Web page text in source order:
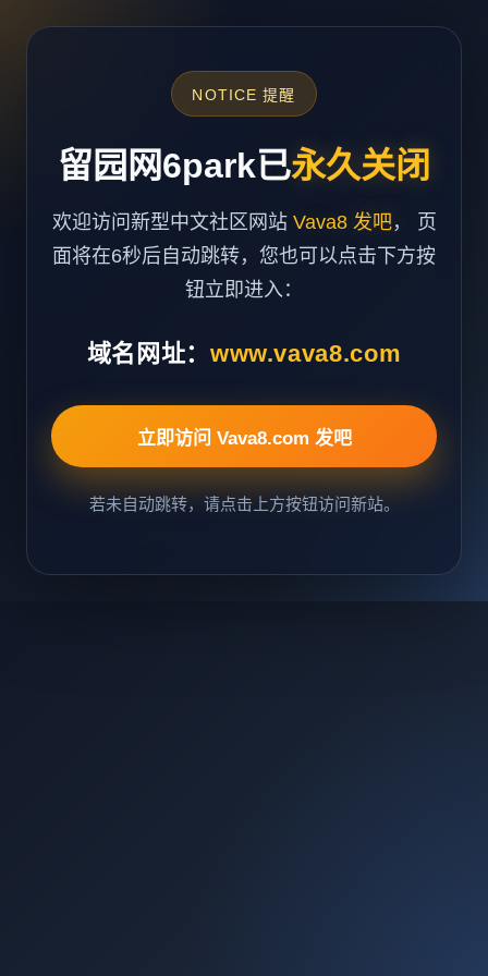
NOTICE 提醒
留园网6park已永久关闭
欢迎访问新型中文社区网站 Vava8 发吧， 页
面将在6秒后自动跳转，您也可以点击下方按
钮立即进入：
域名网址： www.vava8.com
立即访问 Vava8.com 发吧
若未自动跳转，请点击上方按钮访问新站。